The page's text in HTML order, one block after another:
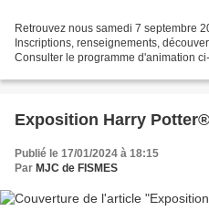
Retrouvez nous samedi 7 septembre
Inscriptions, renseignements,
Consulter le programme d'animation
Exposition Harry Potter®
Publié le 17/01/2024 à 18:15
Par MJC de FISMES